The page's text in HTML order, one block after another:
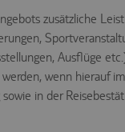
zusätzliche
Ausflüge
wenn hierauf
in der